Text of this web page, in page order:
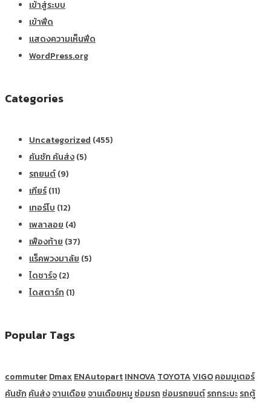
เข้าสู่ระบบ
เข้าฟีด
แสดงความเห็นฟีด
WordPress.org
Categories
Uncategorized (455)
คันชัก คันส่ง(5)
รถยนต์(9)
เกียร์(11)
เทอร์โบ (12)
เพลาลอย (4)
เฟืองท้าย (37)
แร็คพวงมาลัย (5)
ไดชาร์จ(2)
ไดสตาร์ท (1)
Popular Tags
commuterDmaxENAutopartINNOVATOYOTAVIGOคอมมูเตอร์
คันชัก คันส่งจานเดือยจานเดือยหมู ซ่อมรถ ซ่อมรถยนต์รถกระบะรถตู้